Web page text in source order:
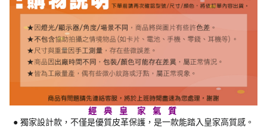
經 典 皇 家 氣 質
● 獨家設計款，不僅是優質皮革保護，是一款能踏入皇家高質感。